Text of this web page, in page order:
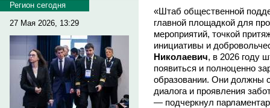
Регион сегодня
27 Мая 2026, 13:29
«Штаб общественной
главной площадкой для
мероприятий, точкой
инициативы и
Николаевич, в 2026 году
появиться и полноценно
образовании. Они должны
диалога и проявления
— подчеркнул